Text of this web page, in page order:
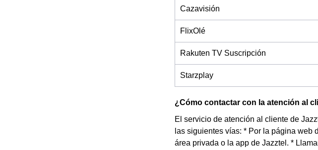
Cazavisión
FlixOlé
Rakuten TV Suscripción
Starzplay
¿Cómo contactar con la atención al
El servicio de atención al cliente de
las siguientes vías: * Por la página web
área privada o la app de Jazztel. *